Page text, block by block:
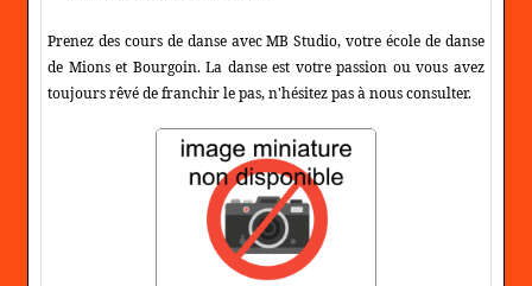
Prenez des cours de danse avec MB Studio, votre école de danse
de Mions et Bourgoin. La danse est votre passion ou vous avez
toujours rêvé de franchir le pas, n'hésitez pas à nous consulter.